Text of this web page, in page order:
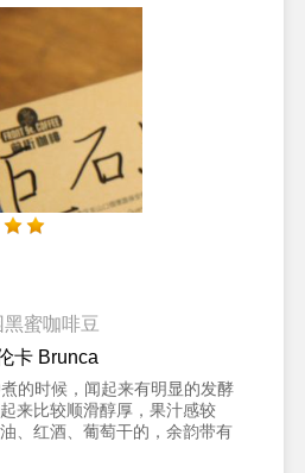
蜜咖啡豆
卡 Brunca
的时候，闻起来有明显的发酵
来比较顺滑醇厚，果汁感较
、红酒、葡萄干的，余韵带有